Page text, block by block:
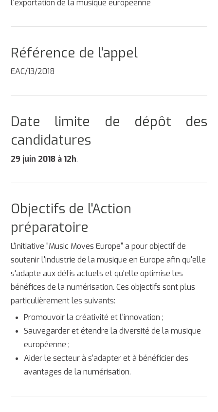
l'exportation de la musique européenne
Référence de l’appel
EAC/13/2018
Date limite de dépôt des
candidatures
29 juin 2018 à 12h.
Objectifs de l'Action
préparatoire
L'initiative "Music Moves Europe" a pour objectif de
soutenir l'industrie de la musique en Europe afin qu'elle
s'adapte aux défis actuels et qu'elle optimise les
bénéfices de la numérisation. Ces objectifs sont plus
particulièrement les suivants:
Promouvoir la créativité et l'innovation ;
Sauvegarder et étendre la diversité de la musique
européenne ;
Aider le secteur à s'adapter et à bénéficier des
avantages de la numérisation.